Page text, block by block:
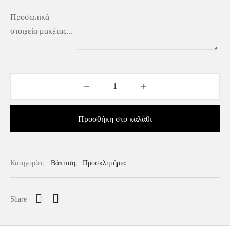
Προσωπικά
στοιχεία μακέτας...
Προσθήκη στο καλάθι
Κατηγορίες: Βάπτιση, Προσκλητήρια
Share